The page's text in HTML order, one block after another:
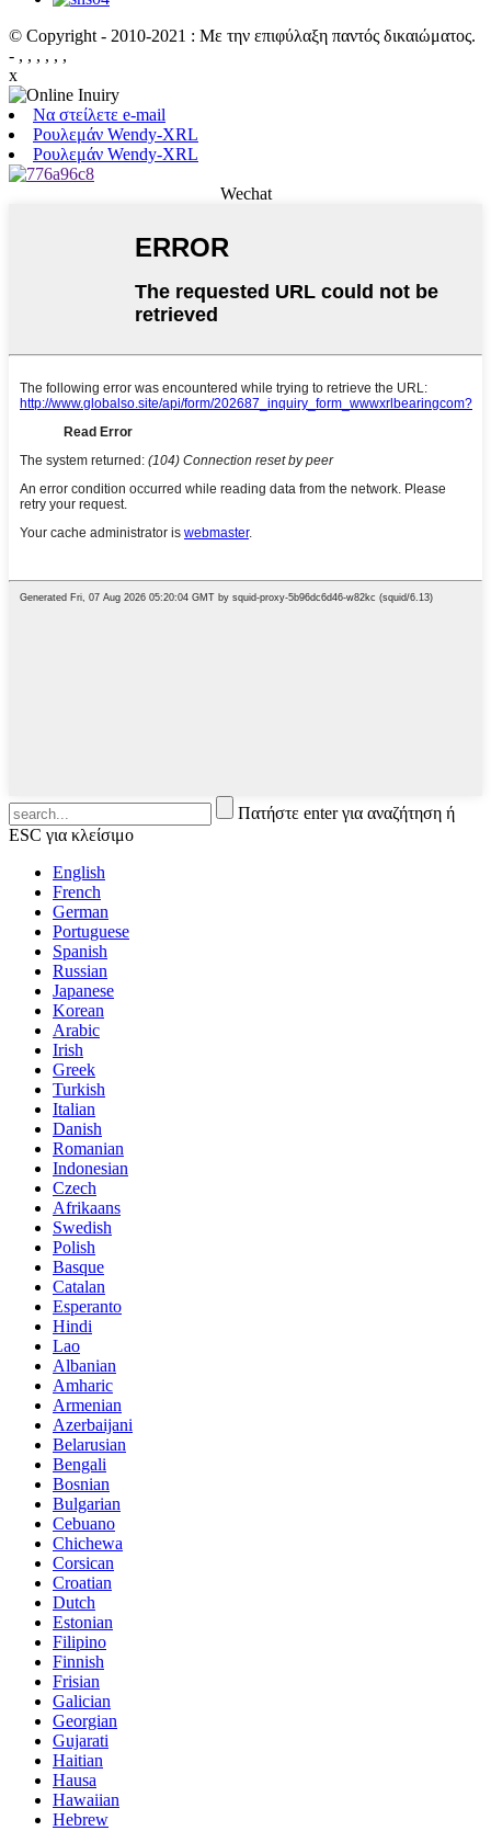
© Copyright - 2010-2021 : Με την επιφύλαξη παντός δικαιώματος.
- , , , , , ,
x
Να στείλετε e-mail
Ρουλεμάν Wendy-XRL
Ρουλεμάν Wendy-XRL
Wechat
Πατήστε enter για αναζήτηση ή
ESC για κλείσιμο
English
French
German
Portuguese
Spanish
Russian
Japanese
Korean
Arabic
Irish
Greek
Turkish
Italian
Danish
Romanian
Indonesian
Czech
Afrikaans
Swedish
Polish
Basque
Catalan
Esperanto
Hindi
Lao
Albanian
Amharic
Armenian
Azerbaijani
Belarusian
Bengali
Bosnian
Bulgarian
Cebuano
Chichewa
Corsican
Croatian
Dutch
Estonian
Filipino
Finnish
Frisian
Galician
Georgian
Gujarati
Haitian
Hausa
Hawaiian
Hebrew